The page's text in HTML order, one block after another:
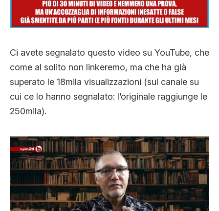
CLIMA ED ENERGIA
CONTATTI
CHI SIAMO
Ci avete segnalato questo video su YouTube, che
come al solito non linkeremo, ma che ha già
superato le 18mila visualizzazioni (sul canale su
cui ce lo hanno segnalato: l’originale raggiunge le
250mila).